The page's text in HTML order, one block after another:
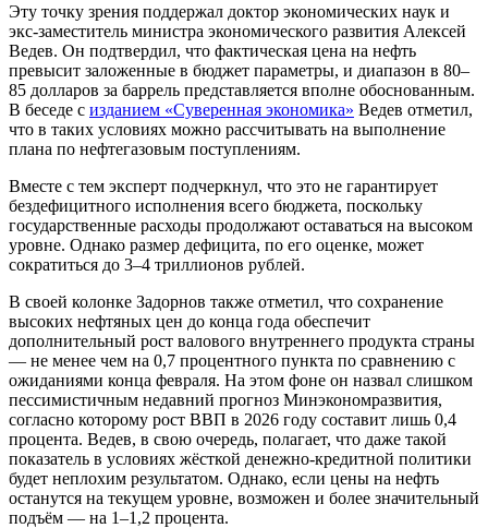
Эту точку зрения поддержал доктор экономических наук и
экс-заместитель министра экономического развития Алексей
Ведев. Он подтвердил, что фактическая цена на нефть
превысит заложенные в бюджет параметры, и диапазон в 80–
85 долларов за баррель представляется вполне обоснованным.
В беседе с изданием «Суверенная экономика» Ведев отметил,
что в таких условиях можно рассчитывать на выполнение
плана по нефтегазовым поступлениям.
Вместе с тем эксперт подчеркнул, что это не гарантирует
бездефицитного исполнения всего бюджета, поскольку
государственные расходы продолжают оставаться на высоком
уровне. Однако размер дефицита, по его оценке, может
сократиться до 3–4 триллионов рублей.
В своей колонке Задорнов также отметил, что сохранение
высоких нефтяных цен до конца года обеспечит
дополнительный рост валового внутреннего продукта страны
— не менее чем на 0,7 процентного пункта по сравнению с
ожиданиями конца февраля. На этом фоне он назвал слишком
пессимистичным недавний прогноз Минэкономразвития,
согласно которому рост ВВП в 2026 году составит лишь 0,4
процента. Ведев, в свою очередь, полагает, что даже такой
показатель в условиях жёсткой денежно-кредитной политики
будет неплохим результатом. Однако, если цены на нефть
останутся на текущем уровне, возможен и более значительный
подъём — на 1–1,2 процента.